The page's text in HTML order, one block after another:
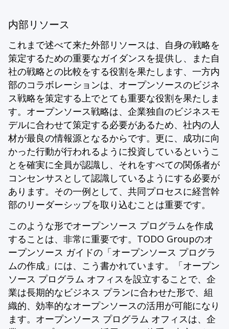
内部リソース
これまで述べて来た外部リソースは、自身の戦略を
策定するための重要なガイダンスを提供し、また自
社の戦略との比較をする役割を果たします、一方内
部のコラボレーションは、オープンソースのビジネ
ス戦略を策定する上でとても重要な役割を果たしま
す。オープンソース戦略は、企業独自のビジネスモ
デルに合わせて策定する必要があるため、社内の人
材が最良の情報源となるからです。更に、成功に向
かった行動が行われるように投資しているというこ
とを確実に全員が認識し、それをすべての関係者が
コンセンサスとして認識しているようにする必要が
あります。その一例として、共同プロセスに経営幹
部のリーダーシップを取り込むことは重要です。
このような形でオープンソース プログラムを作成
することは、非常に重要です。TODO Groupのオ
ープンソース ガイドの「オープンソース プログラ
ムの作成」には、こう書かれています。「オープン
ソース プログラム オフィスを設立することで、企
業は長期的なビジネス プランに合わせた形で、組
織的、効率的なオープンソースの活用が可能になり
ます。オープンソース プログラム オフィスは、企